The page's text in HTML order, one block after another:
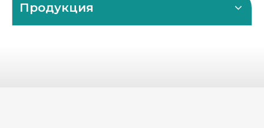
Продукция